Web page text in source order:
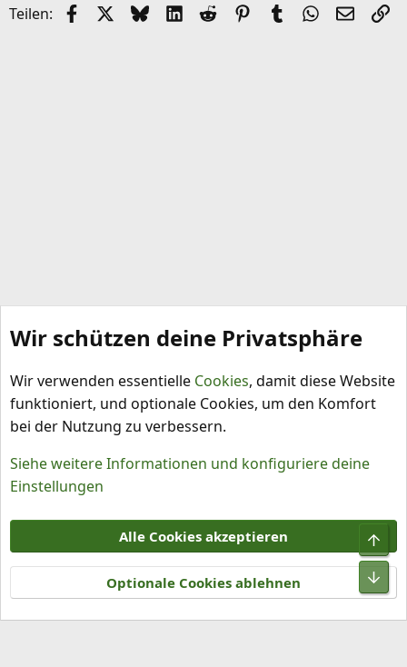
Teilen: FacebookX (Twitter)
BlueskyLinkedIn
Reddit Pinterest
Tumblr WhatsApp
E-Mail
Anbau und Pflege
Nutzungsbedingungen
Datenschutz
Hilfe und Impressum
R
S
S
Community platform by XenForo® © 2010-2026 XenForo Ltd.
Wir schützen deine Privatsphäre
Wir verwenden essentielle Cookies, damit diese Website
funktioniert, und optionale Cookies, um den Komfort
bei der Nutzung zu verbessern.
Siehe weitere Informationen und konfiguriere deine
Einstellungen
Alle Cookies akzeptieren
Optionale Cookies ablehnen